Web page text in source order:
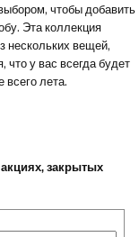
чтобы добавить
Эта коллекция
нескольких вещей,
что у вас всегда будет
всего лета.
закрытых